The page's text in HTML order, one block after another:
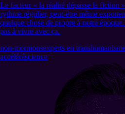
Le facteur « la réalité dépasse la fiction
rythme régulier, peut-être même
quelque chose de propre à notre
pas à vivre avec ça.
non-mormonsexperts en transhumanisme
accéléréscience